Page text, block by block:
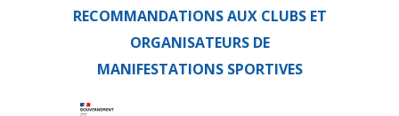
RECOMMANDATIONS AUX CLUBS ET
ORGANISATEURS DE
MANIFESTATIONS SPORTIVES